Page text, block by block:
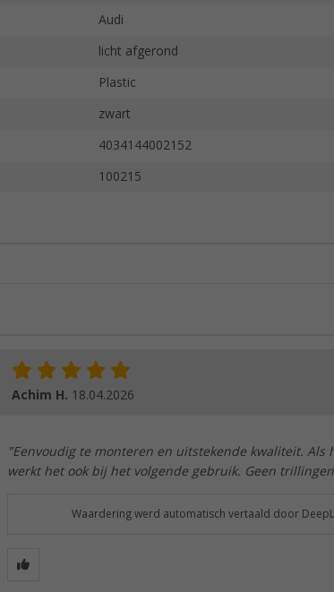
Audi
licht afgerond
Plastic
zwart
4034144002152
100215
Achim H. 18.04.2026
"Eenvoudig te monteren en uitstekende kwaliteit. Als
werkt het ook bij het volgende gebruik. Geen
Waardering werd automatisch vertaald door